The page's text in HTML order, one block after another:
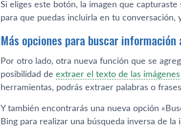
Si eliges este botón, la imagen que
para que puedas incluirla en tu conversación,
Más opciones para buscar
Por otro lado, otra nueva función que se
posibilidad de extraer el texto de las imágenes
herramientas, podrás extraer palabras o
Y también encontrarás una nueva opción
Bing para realizar una búsqueda inversa de la